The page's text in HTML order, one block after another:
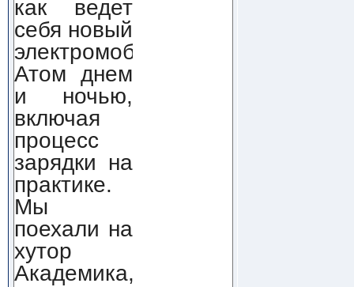
как ведет
себя новый
электромобиль
Атом днем
и ночью,
включая
процесс
зарядки на
практике.
Мы
поехали на
хутор
Академика,